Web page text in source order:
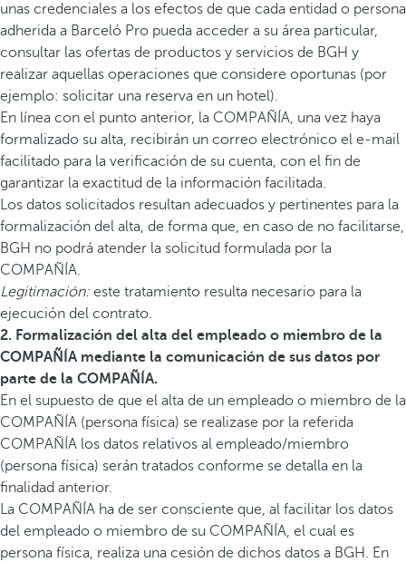
unas credenciales a los efectos de que cada entidad o persona
adherida a Barceló Pro pueda acceder a su área particular,
consultar las ofertas de productos y servicios de BGH y
realizar aquellas operaciones que considere oportunas (por
ejemplo: solicitar una reserva en un hotel).
En línea con el punto anterior, la COMPAÑÍA, una vez haya
formalizado su alta, recibirán un correo electrónico el e-mail
facilitado para la verificación de su cuenta, con el fin de
garantizar la exactitud de la información facilitada.
Los datos solicitados resultan adecuados y pertinentes para la
formalización del alta, de forma que, en caso de no facilitarse,
BGH no podrá atender la solicitud formulada por la
COMPAÑÍA.
Legitimación: este tratamiento resulta necesario para la
ejecución del contrato.
2. Formalización del alta del empleado o miembro de la
COMPAÑÍA mediante la comunicación de sus datos por
parte de la COMPAÑÍA.
En el supuesto de que el alta de un empleado o miembro de la
COMPAÑÍA (persona física) se realizase por la referida
COMPAÑÍA los datos relativos al empleado/miembro
(persona física) serán tratados conforme se detalla en la
finalidad anterior.
La COMPAÑÍA ha de ser consciente que, al facilitar los datos
del empleado o miembro de su COMPAÑÍA, el cual es
persona física, realiza una cesión de dichos datos a BGH. En